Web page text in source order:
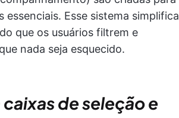
Esse sistema simplifica
que os usuários filtrem e
nada seja esquecido.
de seleção e